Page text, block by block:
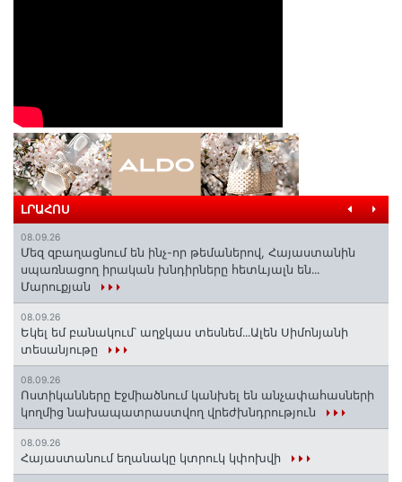
ԼՐԱՀՈՍ
08.09.26
Մեզ զբաղացնում են ինչ-որ թեմաներով, Հայաստանին
սպառնացող իրական խնդիրները հետևյալն են․․․
Մարուքյան
08.09.26
Եկել եմ բանակում՝ աղջկաս տեսնեմ․․․Ալեն Սիմոնյանի
տեսանյութը
08.09.26
Ոստիկանները Էջմիածնում կանխել են անչափահասների
կողմից նախապատրաստվող վրեժխնդրություն
08.09.26
Հայաստանում եղանակը կտրուկ կփոխվի